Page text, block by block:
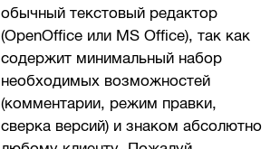
обычный текстовый редактор
(OpenOffice или MS Office), так как
содержит минимальный набор
необходимых возможностей
(комментарии, режим правки,
сверка версий) и знаком абсолютно